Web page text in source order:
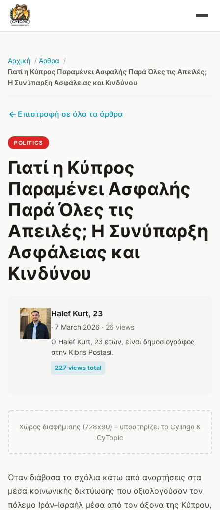
Αρχική
Άρθρα
Γιατί η Κύπρος Παραμένει Ασφαλής Παρά Όλες τις Απειλές;
Η Συνύπαρξη Ασφάλειας και Κινδύνου
Επιστροφή σε όλα τα άρθρα
POLITICS
Γιατί η Κύπρος
Παραμένει Ασφαλής
Παρά Όλες τις
Απειλές; Η Συνύπαρξη
Ασφάλειας και
Κινδύνου
Halef Kurt, 23
· 7 March 2026 · 26 views
Ο Halef Kurt, 23 ετών, είναι δημοσιογράφος
στην Kıbrıs Postası.
227 views total
Χώρος διαφήμισης (728x90) – υποστηρίζει το Cylingo &
CyTopic
Όταν διάβασα τα σχόλια κάτω από αναρτήσεις στα
μέσα κοινωνικής δικτύωσης που αξιολογούσαν τον
πόλεμο Ιράν–Ισραήλ μέσα από τον άξονα της Κύπρου,